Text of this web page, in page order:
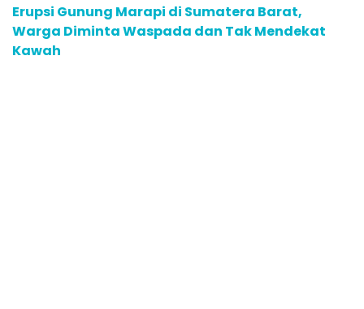
Erupsi Gunung Marapi di Sumatera Barat,
Warga Diminta Waspada dan Tak Mendekat
Kawah